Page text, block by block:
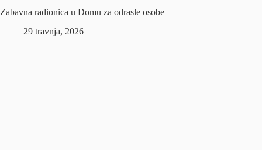
Zabavna radionica u Domu za odrasle osobe
29 travnja, 2026